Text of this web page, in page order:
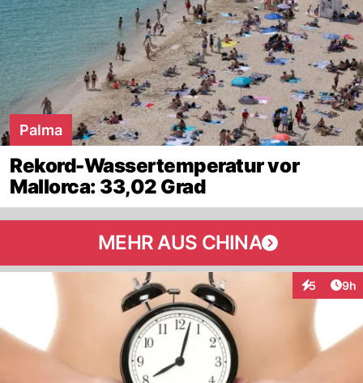
Palma
Rekord-Wassertemperatur vor
Mallorca: 33,02 Grad
MEHR AUS CHINA
5 9h